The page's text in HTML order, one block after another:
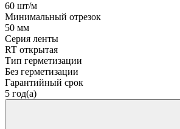
60 шт/м
Минимальный отрезок
50 мм
Серия ленты
RT открытая
Тип герметизации
Без герметизации
Гарантийный срок
5 год(а)